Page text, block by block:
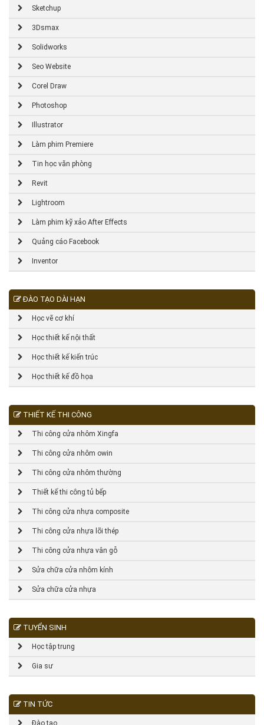
Sketchup
3Dsmax
Solidworks
Seo Website
Corel Draw
Photoshop
Illustrator
Làm phim Premiere
Tin học văn phòng
Revit
Lightroom
Làm phim kỹ xảo After Effects
Quảng cáo Facebook
Inventor
ĐÀO TẠO DÀI HẠN
Học vẽ cơ khí
Học thiết kế nội thất
Học thiết kế kiến trúc
Học thiết kế đồ họa
THIẾT KẾ THI CÔNG
Thi công cửa nhôm Xingfa
Thi công cửa nhôm owin
Thi công cửa nhôm thường
Thiết kế thi công tủ bếp
Thi công cửa nhựa composite
Thi công cửa nhựa lõi thép
Thi công cửa nhựa vân gỗ
Sửa chữa cửa nhôm kính
Sửa chữa cửa nhựa
TUYỂN SINH
Học tập trung
Gia sư
TIN TỨC
Đào tạo